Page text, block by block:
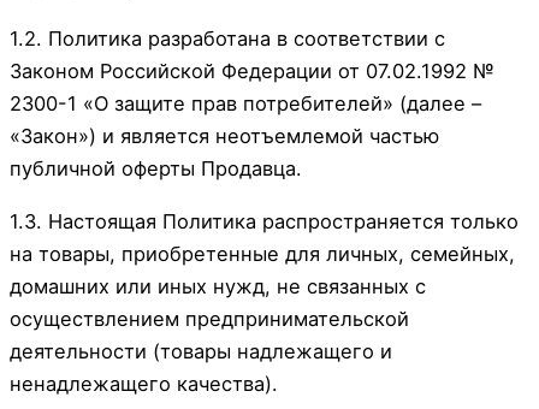
1.2. Политика разработана в соответствии с
Законом Российской Федерации от 07.02.1992 №
2300-1 «О защите прав потребителей» (далее –
«Закон») и является неотъемлемой частью
публичной оферты Продавца.
1.3. Настоящая Политика распространяется только
на товары, приобретенные для личных, семейных,
домашних или иных нужд, не связанных с
осуществлением предпринимательской
деятельности (товары надлежащего и
ненадлежащего качества).